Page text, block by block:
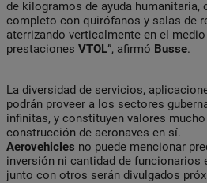
de kilogramos de ayuda humanitaria,
completo con quirófanos y salas de
aterrizando verticalmente en el
prestaciones VTOL”, afirmó Busse.
La diversidad de servicios,
podrán proveer a los sectores
infinitas, y constituyen valores
construcción de aeronaves en sí.
Aerovehicles no puede mencionar
inversión ni cantidad de funcionarios
junto con otros serán divulgados